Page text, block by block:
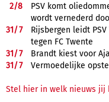
2/8
PSV komt
wordt vernederd
31/7
Rijsbergen leidt
tegen FC Twente
31/7
Brandt kiest voor
31/7 Vermoedelijke
Stel hier in welk nieuws jij